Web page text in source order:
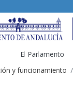
El Parlamento
y funcionamiento